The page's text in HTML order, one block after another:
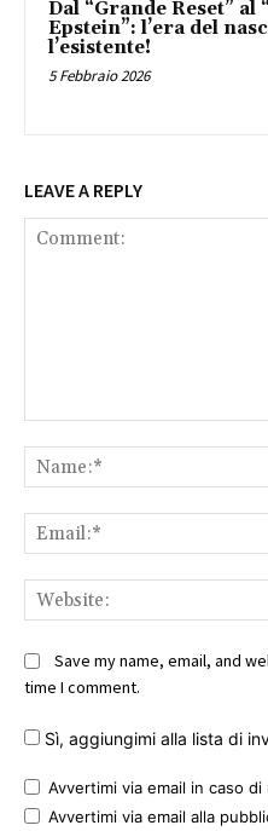
Dal “Grande Reset” al
Epstein”: l’era del
l’esistente!
5 Febbraio 2026
LEAVE A REPLY
Save my name, email, and
time I comment.
Sì, aggiungimi alla lista di
Avvertimi via email in caso
Avvertimi via email alla